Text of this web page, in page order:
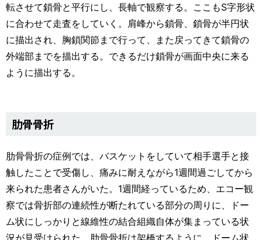
転させて鎖骨と平行にし、長軸で観察する。ここもS字形状
に合わせて走査をしていく。肩峰から鎖骨、鎖骨が半円状
に描出され、胸鎖関節まで行って、また戻ってきて鎖骨の
外端部までを描出する。できるだけ鎖骨が画面中央に来る
ように描出する。
肋骨骨折
肋骨骨折の症例では、バスケットをしていて相手選手と接
触したことで受傷し、痛みに耐えながら1週間過ごしてから
来られた患者さんがいた。1週間経っているため、エコー観
察では骨折部の連続性が断たれている部分の周りに、ドー
ム状にしっかりと線維性の結合組織自体が集まっている状